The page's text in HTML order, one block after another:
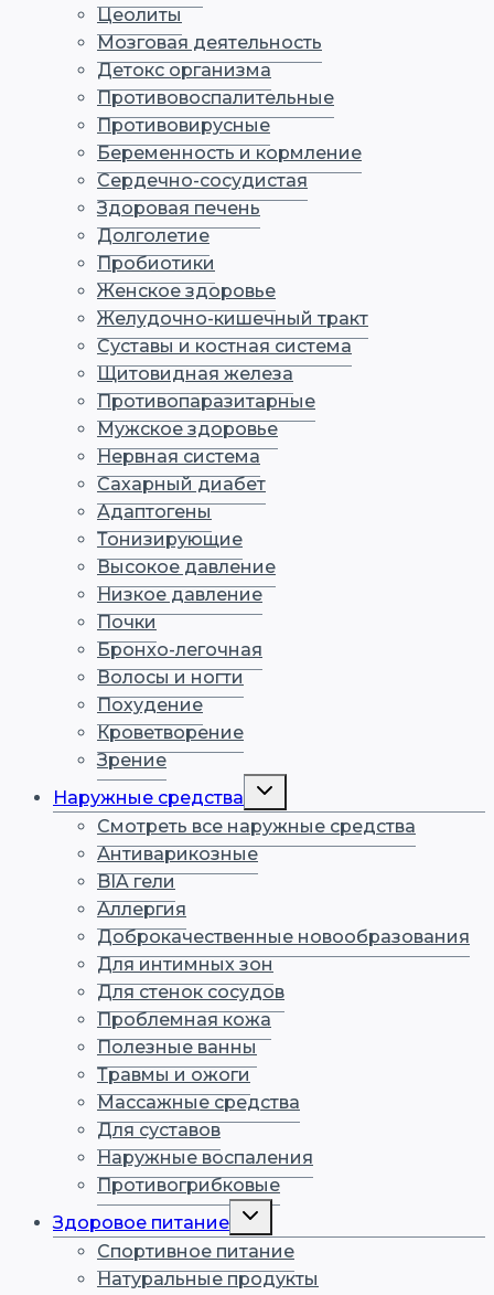
Цеолиты
Мозговая деятельность
Детокс организма
Противовоспалительные
Противовирусные
Беременность и кормление
Сердечно-сосудистая
Здоровая печень
Долголетие
Пробиотики
Женское здоровье
Желудочно-кишечный тракт
Суставы и костная система
Щитовидная железа
Противопаразитарные
Мужское здоровье
Нервная система
Сахарный диабет
Адаптогены
Тонизирующие
Высокое давление
Низкое давление
Почки
Бронхо-легочная
Волосы и ногти
Похудение
Кроветворение
Зрение
Наружные средства
Переключить
меню
Смотреть все наружные средства
Антиварикозные
BIA гели
Аллергия
Доброкачественные новообразования
Для интимных зон
Для стенок сосудов
Проблемная кожа
Полезные ванны
Травмы и ожоги
Массажные средства
Для суставов
Наружные воспаления
Противогрибковые
Здоровое питание
Переключить
меню
Спортивное питание
Натуральные продукты